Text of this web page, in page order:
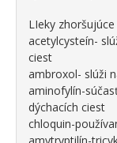
LIeky
acetylcysteín-
ciest
ambroxol- slúži
aminofylín-
dýchacích ciest
chloquin-
amytryptilín-